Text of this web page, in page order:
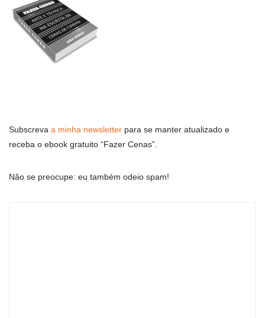
Subscreva a minha newsletter para se manter atualizado e
receba o ebook gratuito “Fazer Cenas”.
Não se preocupe: eu também odeio spam!